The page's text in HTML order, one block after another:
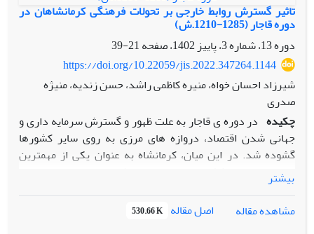
تاثیر گسترش روابط خارجی بر تحولات فرهنگی کرمانشاهان در
دوره قاجار (1285-1210.ش)
دوره 13، شماره 3، پاییز 1402، صفحه
21-39
https://doi.org/10.22059/jis.2022.347264.1144
شیرزاد احسان خواه، منیره کاظمی راشد، حسن زندیه، منیژه
صدری
چکیده در دوره ی قاجار به علت ظهور و گسترش سرمایه داری و
جهانی شدن اقتصاد، دروازه های مرزی به روی سایر کشورها
گشوده شد. در این میان، کرمانشاه به عنوان یکی از مهمترین
مسیرها ی مرزی کشور، سهم بسزایی داشت. و در تقابل و تعامل با
دولت عثمانی و از آن طریق، در پیوند با سایر کشورهای اروپایی
قرار گرفت. ورود نمایندگان کشورهای خارجی (تجار، مستشرقین،
مسیونرهای مذهبی،و...) تأسیس اداراتی چون( تلگراف، بانک،
بیشتر
مشاهده مقاله
اصل مقاله 530.66 K